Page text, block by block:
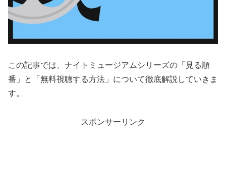
この記事では、ナイトミュージアムシリーズの「見る順
番」と「無料視聴する方法」について徹底解説していきま
す。
スポンサーリンク